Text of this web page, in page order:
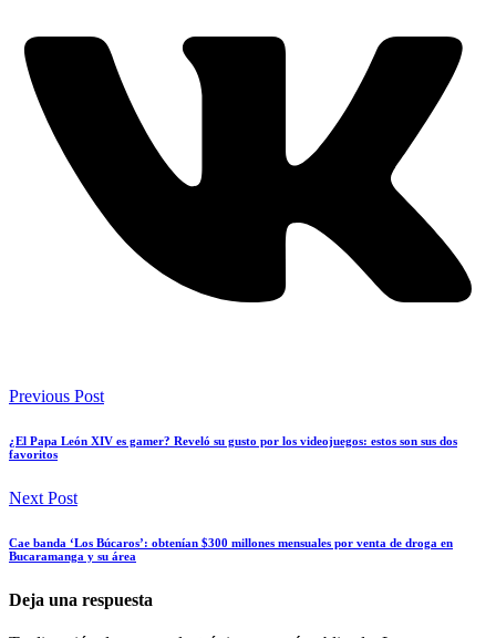
Previous Post
¿El Papa León XIV es gamer? Reveló su gusto por los videojuegos: estos son sus dos
favoritos
Next Post
Cae banda ‘Los Búcaros’: obtenían $300 millones mensuales por venta de droga en
Bucaramanga y su área
Deja una respuesta